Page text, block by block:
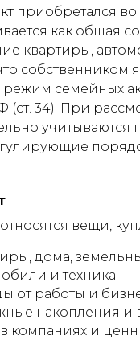
приобретался
как общая
квартиры,
собственником
семейных
(ст. 34). При
учитываются
вещи,
дома,
и техника;
от работы и
накопления и
компаниях и